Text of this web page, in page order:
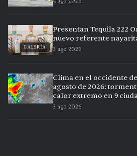
GALERÍA
Presentan Tequila 222
nuevo referente
3 ago 2026
Clima en el occidente
agosto de 2026:
calor extremo en 9
3 ago 2026